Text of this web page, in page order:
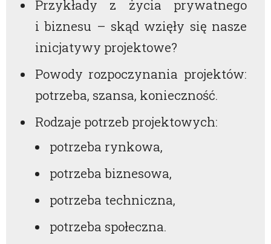
Przykłady z życia prywatnego
i biznesu – skąd wzięły się nasze
inicjatywy projektowe?
Powody rozpoczynania projektów:
potrzeba, szansa, konieczność.
Rodzaje potrzeb projektowych:
potrzeba rynkowa,
potrzeba biznesowa,
potrzeba techniczna,
potrzeba społeczna.